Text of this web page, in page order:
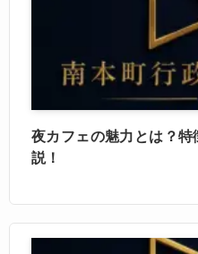
夜カフェの魅力とは？
説！